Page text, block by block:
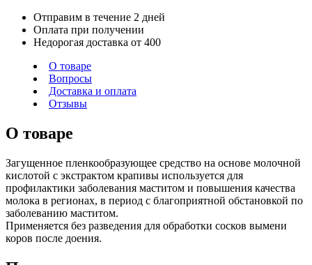
Отправим в течение 2 дней
Оплата при получении
Недорогая доставка от 400
О товаре
Вопросы
Доставка и оплата
Отзывы
О товаре
Загущенное пленкообразующее средство на основе молочной
кислотой с экстрактом крапивы используется для
профилактики заболевания маститом и повышения качества
молока в регионах, в период с благоприятной обстановкой по
заболеванию маститом.
Применяется без разведения для обработки сосков вымени
коров после доения.